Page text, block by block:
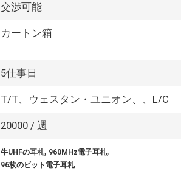
交渉可能
カートン箱
5仕事日
T/T、ウェスタン・ユニオン、、L/C
20000 / 週
牛UHFの耳札, 960MHz電子耳札,
96枚のビット電子耳札